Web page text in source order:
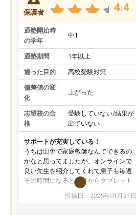
保護者 4.4
通塾開始時
の学年
中1
通塾期間 1年以上
通った目的 高校受験対策
偏差値の変
化
上がった
志望校の合
格
受験していない/結果が
出ていない
サポートが充実している！
うちは田舎で家庭教師なんてできるの
かなと思ってましたが、オンラインで
良い先生を紹介してくれて息子も毎週
その時間になると自分からタブレット
を開いてzoomを繋げるようになりまし
た！5科目なんでもOKなのもとても気
投稿日：2025年01月21日